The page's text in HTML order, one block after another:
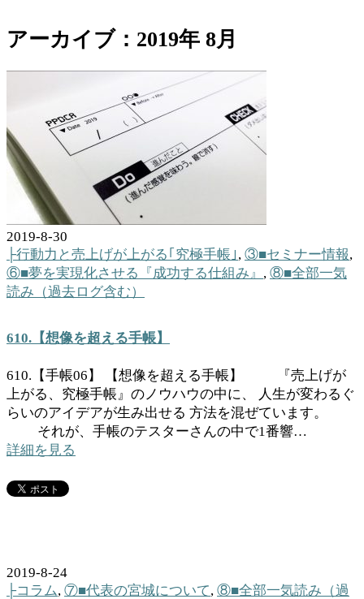
アーカイブ：2019年 8月
2019-8-30
├行動力と売上げが上がる｢究極手帳｣ , ③■セミナー情報,
⑥■夢を実現化させる『成功する仕組み』 , ⑧■全部一気
読み（過去ログ含む）
610.【想像を超える手帳】
610.【手帳06】 【想像を超える手帳】 『売上げが
上がる、究極手帳』のノウハウの中に、 人生が変わるぐ
らいのアイデアが生み出せる 方法を混ぜています。
それが、手帳のテスターさんの中で1番響…
詳細を見る
2019-8-24
├コラム, ⑦■代表の宮城について, ⑧■全部一気読み（過